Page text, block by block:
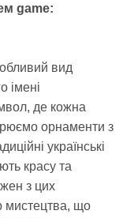
game:
вид
імені
де кожна
орнаменти з
українські
красу та
з цих
мистецтва, що